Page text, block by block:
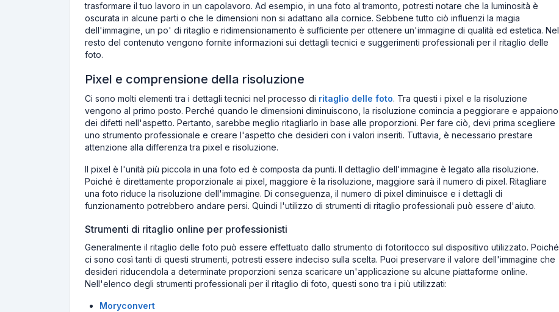
trasformare il tuo lavoro in un capolavoro. Ad esempio, in una foto al tramonto, potresti notare che la luminosità è
oscurata in alcune parti o che le dimensioni non si adattano alla cornice. Sebbene tutto ciò influenzi la magia
dell'immagine, un po' di ritaglio e ridimensionamento è sufficiente per ottenere un'immagine di qualità ed estetica. Nel
resto del contenuto vengono fornite informazioni sui dettagli tecnici e suggerimenti professionali per il ritaglio delle
foto.
Pixel e comprensione della risoluzione
Ci sono molti elementi tra i dettagli tecnici nel processo di ritaglio delle foto. Tra questi i pixel e la risoluzione
vengono al primo posto. Perché quando le dimensioni diminuiscono, la risoluzione comincia a peggiorare e appaiono
dei difetti nell'aspetto. Pertanto, sarebbe meglio ritagliarlo in base alle proporzioni. Per fare ciò, devi prima scegliere
uno strumento professionale e creare l'aspetto che desideri con i valori inseriti. Tuttavia, è necessario prestare
attenzione alla differenza tra pixel e risoluzione.
Il pixel è l'unità più piccola in una foto ed è composta da punti. Il dettaglio dell'immagine è legato alla risoluzione.
Poiché è direttamente proporzionale ai pixel, maggiore è la risoluzione, maggiore sarà il numero di pixel. Ritagliare
una foto riduce la risoluzione dell'immagine. Di conseguenza, il numero di pixel diminuisce e i dettagli di
funzionamento potrebbero andare persi. Quindi l'utilizzo di strumenti di ritaglio professionali può essere d'aiuto.
Strumenti di ritaglio online per professionisti
Generalmente il ritaglio delle foto può essere effettuato dallo strumento di fotoritocco sul dispositivo utilizzato. Poiché
ci sono così tanti di questi strumenti, potresti essere indeciso sulla scelta. Puoi preservare il valore dell'immagine che
desideri riducendola a determinate proporzioni senza scaricare un'applicazione su alcune piattaforme online.
Nell'elenco degli strumenti professionali per il ritaglio di foto, questi sono tra i più utilizzati:
Moryconvert